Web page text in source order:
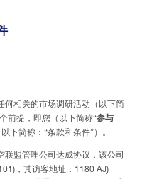
何相关的市场调研活动（以下简
前提，即您（以下简称“参与
下简称：“条款和条件”）。
盟管理公司达成协议，该公司
，其访客地址：1180 AJ)